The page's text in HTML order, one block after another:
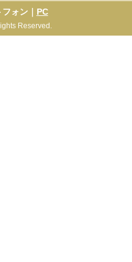
ォン｜ PC
Reserved.